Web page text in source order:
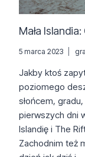
Mała
5 marca 2023
Jakby ktoś
poziomego
słońcem,
pierwszych dni
Islandię i The
Zachodnim też